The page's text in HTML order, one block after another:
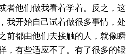
者他们做我看着学着。反之，这
我开始自己试着做很多事情，处
前都由他们去接触的人，就像瞬
，有些适应不了。有了很多的锻